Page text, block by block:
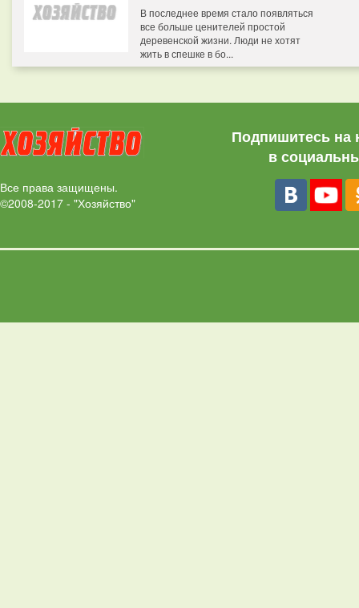
В последнее время стало появляться
все больше ценителей простой
деревенской жизни. Люди не хотят
жить в спешке в бо...
Все права защищены.
©2008-2017 - "Хозяйство"
Подпишитесь на
в